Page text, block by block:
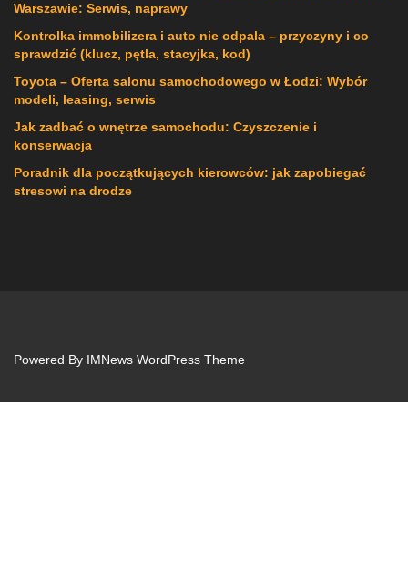
Warszawie: Serwis, naprawy
Kontrolka immobilizera i auto nie odpala – przyczyny i co
sprawdzić (klucz, pętla, stacyjka, kod)
Toyota – Oferta salonu samochodowego w Łodzi: Wybór
modeli, leasing, serwis
Jak zadbać o wnętrze samochodu: Czyszczenie i
konserwacja
Poradnik dla początkujących kierowców: jak zapobiegać
stresowi na drodze
Powered By IMNews WordPress Theme